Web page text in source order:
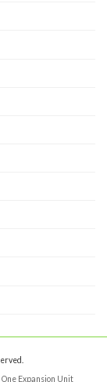
Expansion Unit